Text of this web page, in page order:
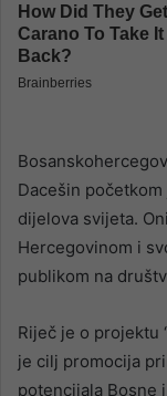
Dacešin
dijelova svijeta.
Hercegovinom i
publikom na
Riječ je o projektu
je cilj promocija
potencijala Bosne